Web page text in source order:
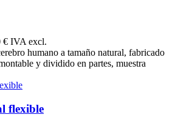
€ IVA excl.
humano a tamaño natural, fabricado
y dividido en partes, muestra
flexible